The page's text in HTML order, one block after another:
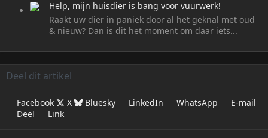
Help, mijn huisdier is bang voor vuurwerk!
Raakt uw dier in paniek door al het geknal met oud
& nieuw? Dan is dit het moment om daar iets...
Deel dit artikel
Facebook X Bluesky LinkedIn WhatsApp
E-mail
Deel
Link